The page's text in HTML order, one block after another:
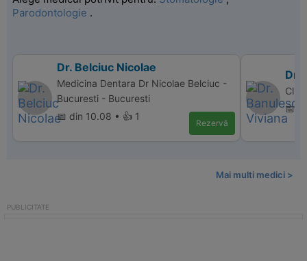
Parodontologie .
Dr. Belciuc Nicolae
Medicina Dentara Dr Nicolae Belciuc -
Bucuresti - Bucuresti
📅 din 10.08 • 👍 1
Rezervă
Dr.
📅
Mai multi medici >